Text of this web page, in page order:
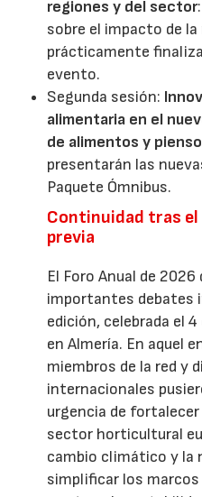
regiones y del sector
sobre el impacto de
prácticamente
evento.
Segunda sesión:
alimentaria en el
de alimentos y
presentarán las
Paquete Ómnibus.
Continuidad tras
previa
El Foro Anual de
importantes debates
edición, celebrada el
en Almería. En aquel
miembros de la red y
internacionales
urgencia de
sector horticultural
cambio climático y la
simplificar los